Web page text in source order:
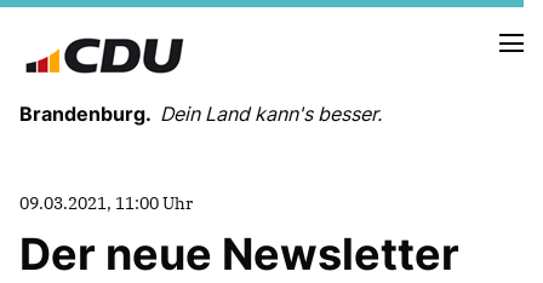
Brandenburg. Dein Land kann's besser.
09.03.2021, 11:00 Uhr
Der neue Newsletter